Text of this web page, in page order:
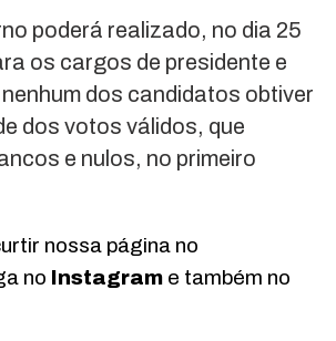
poderá realizado, no dia 25
os cargos de presidente e
dos candidatos obtiver
dos votos válidos, que
e nulos, no primeiro
nossa página no
no Instagrame também no